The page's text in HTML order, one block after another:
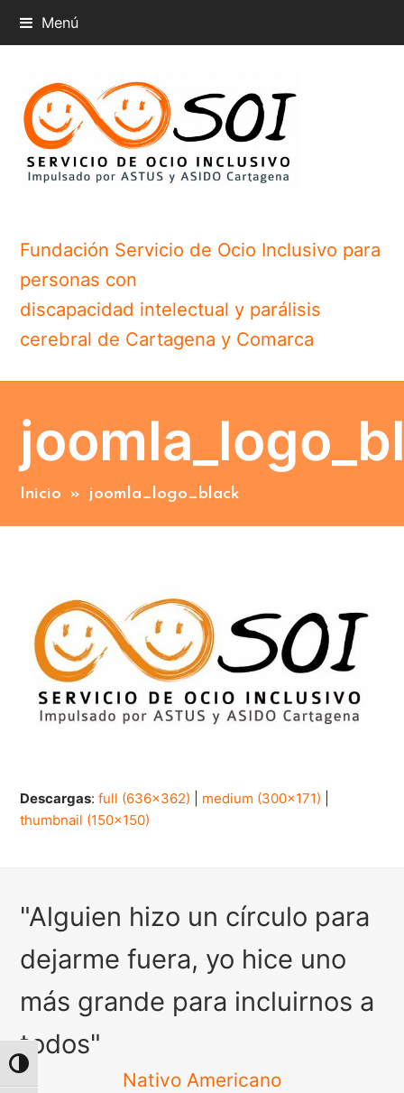
Alternar alto contraste
Menú
Fundación Servicio de Ocio Inclusivo para
personas con
discapacidad intelectual y parálisis
cerebral de Cartagena y Comarca
Inicio » joomla_logo_black
Descargas:full (636x362) medium (300x171)
thumbnail (150x150)
"Alguien hizo un círculo para
dejarme fuera, yo hice uno
más grande para incluirnos a
todos"
Nativo Americano